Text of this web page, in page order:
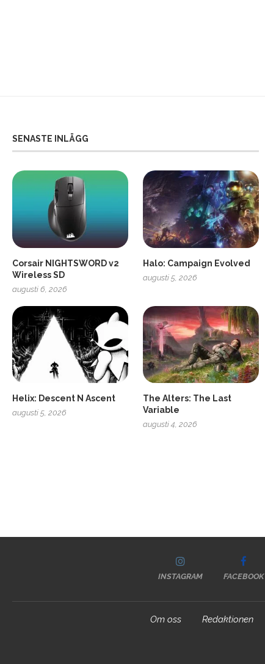
SENASTE INLÄGG
Corsair NIGHTSWORD v2
Wireless SD
augusti 6, 2026
Halo: Campaign Evolved
augusti 5, 2026
Helix: Descent N Ascent
augusti 5, 2026
The Alters: The Last
Variable
augusti 4, 2026
INSTAGRAM FACEBOOK
Om oss Redaktionen